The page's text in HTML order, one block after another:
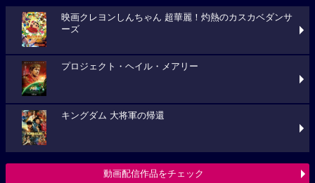
映画クレヨンしんちゃん 超華麗！灼熱のカスカベダンサ
ーズ
プロジェクト・ヘイル・メアリー
キングダム 大将軍の帰還
動画配信作品をチェック